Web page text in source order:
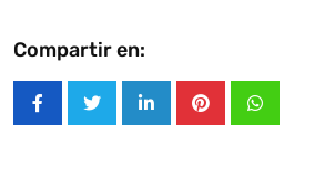
Compartir en:
LinkedInPinterestWhatsapp